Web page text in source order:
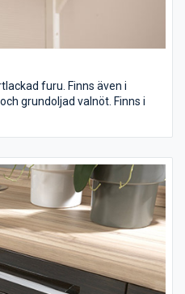
furu. Finns även i
grundoljad valnöt. Finns i